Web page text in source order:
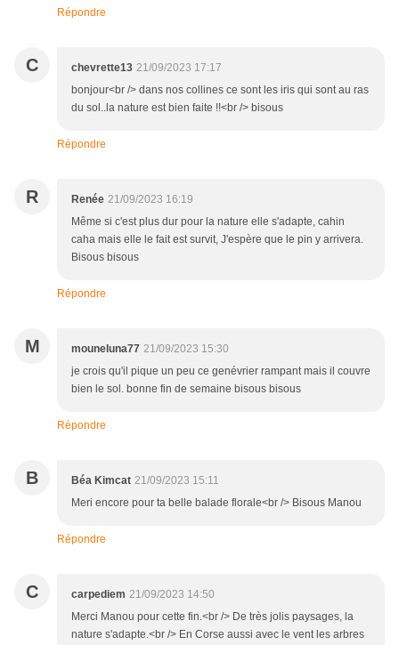
Répondre
C chevrette13 21/09/2023 17:17
bonjour<br /> dans nos collines ce sont les iris qui sont au ras
du sol..la nature est bien faite !!<br /> bisous
Répondre
R Renée 21/09/2023 16:19
Même si c'est plus dur pour la nature elle s'adapte, cahin
caha mais elle le fait est survit, J'espère que le pin y arrivera.
Bisous bisous
Répondre
M mouneluna77 21/09/2023 15:30
je crois qu'il pique un peu ce genévrier rampant mais il couvre
bien le sol. bonne fin de semaine bisous bisous
Répondre
B Béa Kimcat 21/09/2023 15:11
Meri encore pour ta belle balade florale<br /> Bisous Manou
Répondre
C carpediem 21/09/2023 14:50
Merci Manou pour cette fin.<br /> De très jolis paysages, la
nature s'adapte.<br /> En Corse aussi avec le vent les arbres